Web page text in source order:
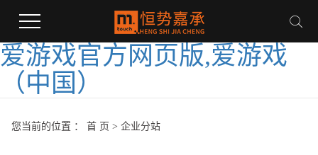
爱游戏官方网页版,爱游戏
（中国）
您当前的位置 ： 首 页 > 企业分站